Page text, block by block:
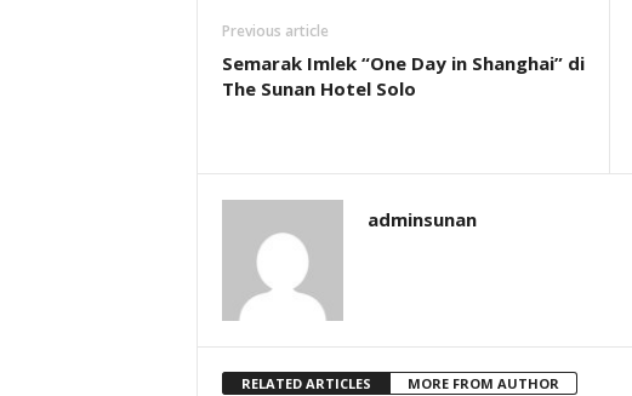
Previous article
Semarak Imlek “One Day in Shanghai” di
The Sunan Hotel Solo
adminsunan
RELATED ARTICLES MORE FROM AUTHOR